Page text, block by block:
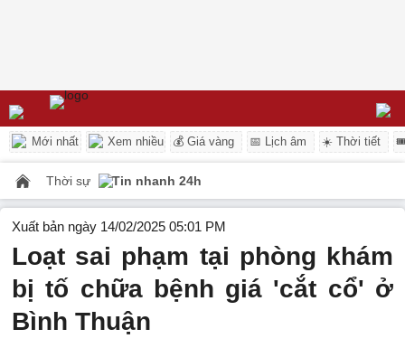
Mới nhất Xem nhiều 💰 Giá vàng 📅 Lịch âm ☀️ Thời tiết
Thời sự Tin nhanh 24h
Xuất bản ngày 14/02/2025 05:01 PM
Loạt sai phạm tại phòng khám
bị tố chữa bệnh giá 'cắt cổ' ở
Bình Thuận